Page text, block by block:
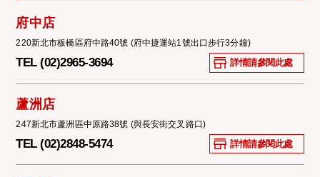
府中店
220新北市板橋區府中路40號 (府中捷運站1號出口步行3分鐘)
TEL (02)2965-3694 詳情請參閱此處
蘆洲店
247新北市蘆洲區中原路38號 (與長安街交叉路口)
TEL (02)2848-5474 詳情請參閱此處